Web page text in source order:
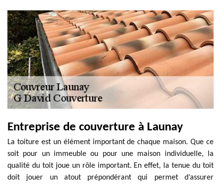
Entreprise de couverture à Launay
La toiture est un élément important de chaque maison. Que ce
soit pour un immeuble ou pour une maison individuelle, la
qualité du toit joue un rôle important. En effet, la tenue du toit
doit jouer un atout prépondérant qui permet d’assurer